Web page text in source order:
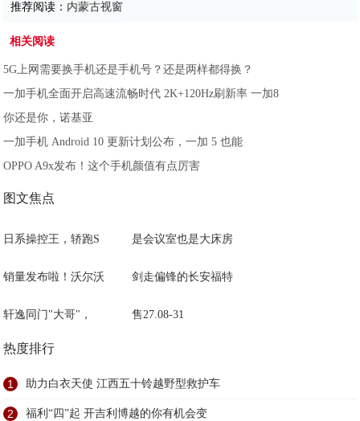
推荐阅读： 内蒙古视窗
相关阅读
5G上网需要换手机还是手机号？还是两样都得换？
一加手机全面开启高速流畅时代 2K+120Hz刷新率 一加8
你还是你，诺基亚
一加手机 Android 10 更新计划公布，一加 5 也能
OPPO A9x发布！这个手机颜值有点厉害
图文焦点
日系操控王，轿跑S 是会议室也是大床房
销量发布啦！沃尔沃 剑走偏锋的长安福特
轩逸同门"大哥"， 售27.08-31
热度排行
1 助力白衣天使 江西五十铃越野型救护车
2 福利“四”起 开吉利博越的你有机会变